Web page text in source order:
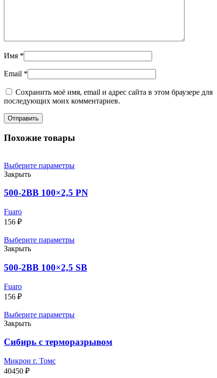
Имя *
Email *
Сохранить моё имя, email и адрес сайта в этом браузере для
последующих моих комментариев.
Похожие товары
Выберите параметры
Закрыть
500-2BB 100×2,5 PN
Fuaro
156 ₽
Выберите параметры
Закрыть
500-2BB 100×2,5 SB
Fuaro
156 ₽
Выберите параметры
Закрыть
Сибирь с терморазрывом
Микрон г. Томс
40450 ₽